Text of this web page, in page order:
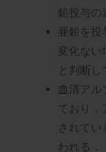
鉛投与の
亜鉛を投
変化ない
と判断し
血清ア
ており，
されてい
われる．